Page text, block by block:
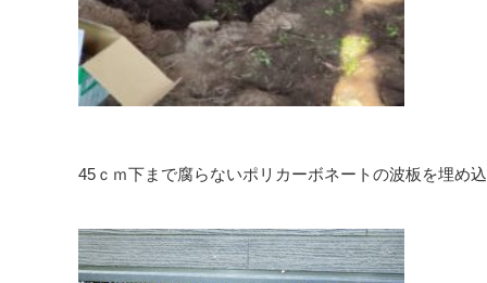
45ｃｍ下まで腐らないポリカーボネートの波板を埋め